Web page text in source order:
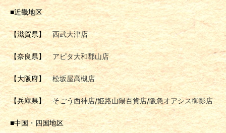
■近畿地区
【滋賀県】西武大津店
【奈良県】 アピタ大和郡山店
【大阪府】松坂屋高槻店
【兵庫県】そごう西神店/姫路山陽百貨店/阪急オアシス御影店
■中国・四国地区